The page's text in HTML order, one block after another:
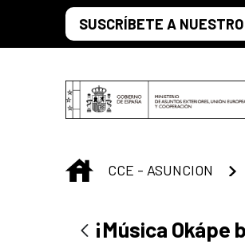
Saltar al contenido principal
SUSCRÍBETE A
INICIO
CCE - ASUNCION
¡Música